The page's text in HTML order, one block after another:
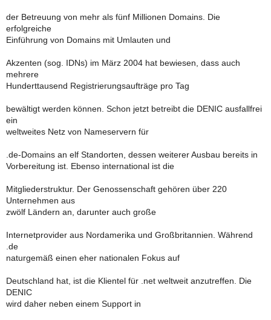
der Betreuung von mehr als fünf Millionen Domains. Die
erfolgreiche
Einführung von Domains mit Umlauten und
Akzenten (sog. IDNs) im März 2004 hat bewiesen, dass auch
mehrere
Hunderttausend Registrierungsaufträge pro Tag
bewältigt werden können. Schon jetzt betreibt die DENIC ausfallfrei
ein
weltweites Netz von Nameservern für
.de-Domains an elf Standorten, dessen weiterer Ausbau bereits in
Vorbereitung ist. Ebenso international ist die
Mitgliederstruktur. Der Genossenschaft gehören über 220
Unternehmen aus
zwölf Ländern an, darunter auch große
Internetprovider aus Nordamerika und Großbritannien. Während
.de
naturgemäß einen eher nationalen Fokus auf
Deutschland hat, ist die Klientel für .net weltweit anzutreffen. Die
DENIC
wird daher neben einem Support in